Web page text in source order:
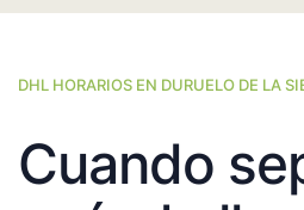
DHL HORARIOS EN DURUELO DE LA
Cuando